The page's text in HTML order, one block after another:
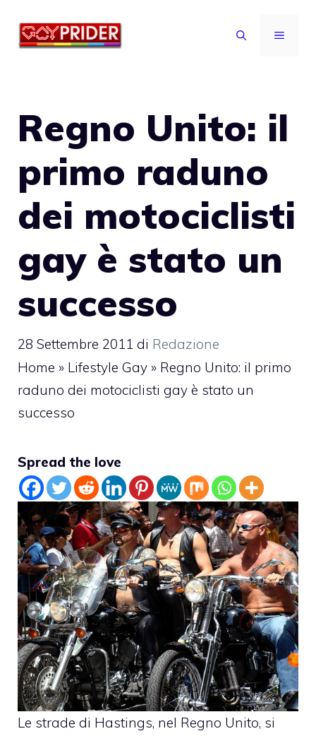
MENU
Regno Unito: il
primo raduno
dei motociclisti
gay è stato un
successo
28 Settembre 2011 di Redazione
Home » Lifestyle Gay » Regno Unito: il primo
raduno dei motociclisti gay è stato un
successo
Spread the love
Le strade di Hastings, nel Regno Unito, si